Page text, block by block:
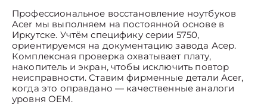
Профессиональное восстановление ноутбуков
Acer мы выполняем на постоянной основе в
Иркутске. Учтём специфику серии 5750,
ориентируемся на документацию завода Асер.
Комплексная проверка охватывает плату,
накопитель и экран, чтобы исключить повтор
неисправности. Ставим фирменные детали Acer,
когда это оправдано — качественные аналоги
уровня OEM.